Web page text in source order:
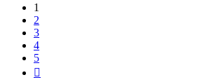
1
2
3
4
5